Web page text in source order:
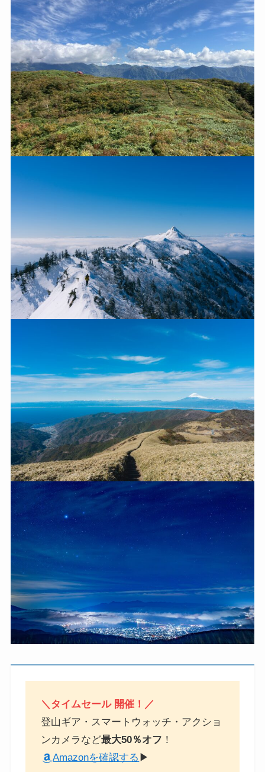
＼タイムセール 開催！／
登山ギア・スマートウォッチ・アクショ
ンカメラなど最大50％オフ ！
Amazonを確認する ▶